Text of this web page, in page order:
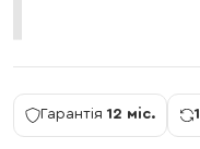
Гарантія 12 міс.